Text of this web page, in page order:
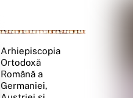
Arhiepiscopia
Ortodoxă
Română a
Germaniei,